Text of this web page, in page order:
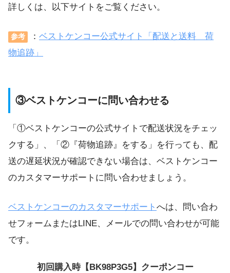
詳しくは、以下サイトをご覧ください。
参考 ：ベストケンコー公式サイト「配送と送料 荷
物追跡」
③ベストケンコーに問い合わせる
「①ベストケンコーの公式サイトで配送状況をチェッ
クする」、「②『荷物追跡』をする」を行っても、配
送の遅延状況が確認できない場合は、ベストケンコー
のカスタマーサポートに問い合わせましょう。
ベストケンコーのカスタマーサポート へは、問い合わ
せフォームまたはLINE、メールでの問い合わせが可能
です。
初回購入時【BK98P3G5】クーポンコー